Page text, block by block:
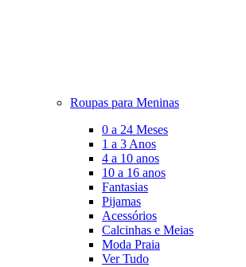
Roupas para Meninas
0 a 24 Meses
1 a 3 Anos
4 a 10 anos
10 a 16 anos
Fantasias
Pijamas
Acessórios
Calcinhas e Meias
Moda Praia
Ver Tudo